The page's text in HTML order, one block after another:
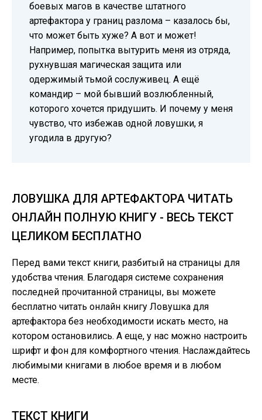
боевых магов в качестве штатного
артефактора у границ разлома – казалось бы,
что может быть хуже? А вот и может!
Например, попытка вытурить меня из отряда,
рухнувшая магическая защита или
одержимый тьмой сослуживец. А ещё
командир – мой бывший возлюбленный,
которого хочется придушить. И почему у меня
чувство, что избежав одной ловушки, я
угодила в другую?
ЛОВУШКА ДЛЯ АРТЕФАКТОРА ЧИТАТЬ
ОНЛАЙН ПОЛНУЮ КНИГУ - ВЕСЬ ТЕКСТ
ЦЕЛИКОМ БЕСПЛАТНО
Перед вами текст книги, разбитый на страницы для
удобства чтения. Благодаря системе сохранения
последней прочитанной страницы, вы можете
бесплатно читать онлайн книгу Ловушка для
артефактора без необходимости искать место, на
котором остановились. А еще, у нас можно настроить
шрифт и фон для комфортного чтения. Наслаждайтесь
любимыми книгами в любое время и в любом
месте.
ТЕКСТ КНИГИ